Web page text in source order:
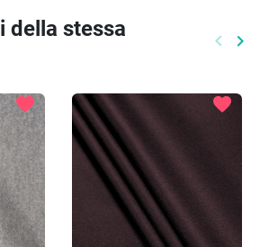
della stessa
keyboard_arrow_left keyboard_arrow_right
favorite favorite